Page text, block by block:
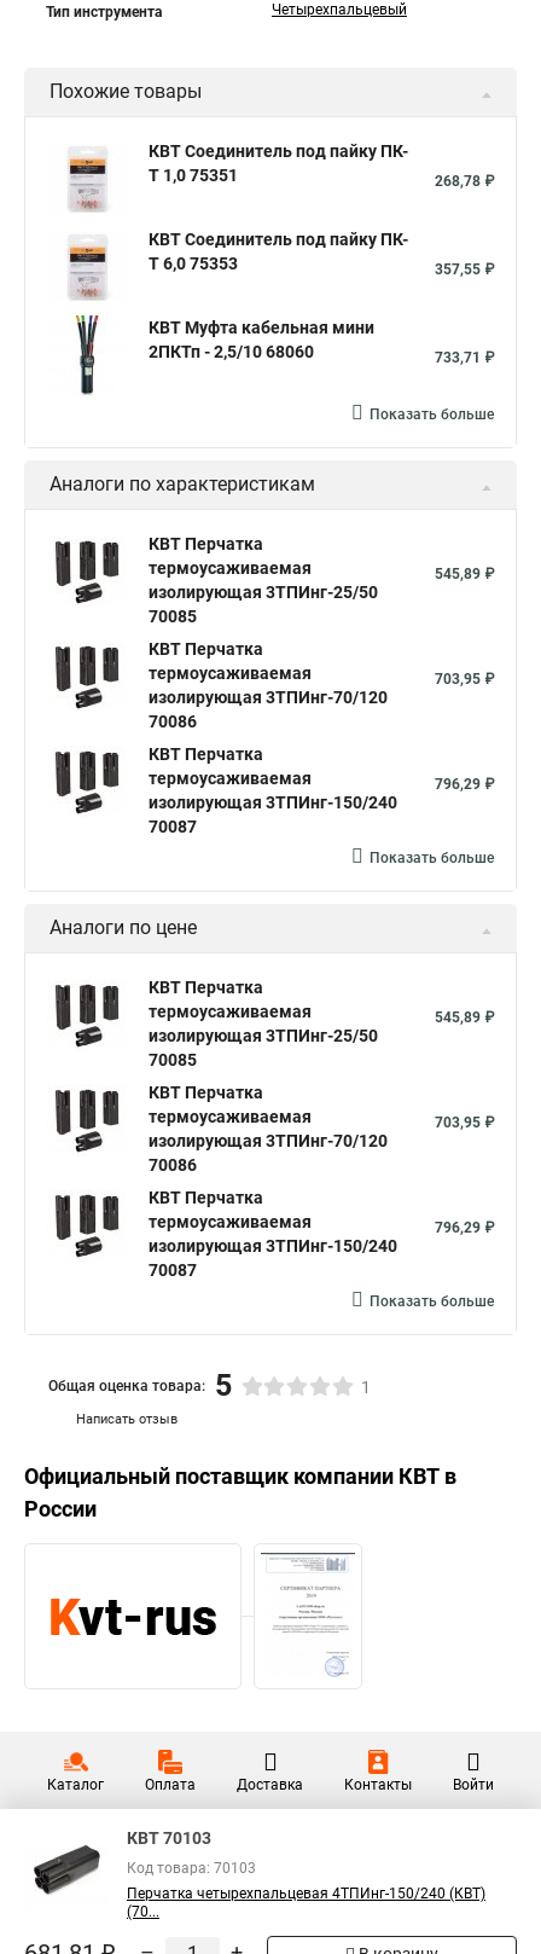
Тип инструмента Четырехпальцевый
Похожие товары
КВТ Соединитель под пайку ПК-
Т 1,0 75351
268,78 ₽
КВТ Соединитель под пайку ПК-
Т 6,0 75353
357,55 ₽
КВТ Муфта кабельная мини
2ПКТп - 2,5/10 68060
733,71 ₽
Показать больше
Аналоги по характеристикам
КВТ Перчатка
термоусаживаемая
изолирующая 3ТПИнг-25/50
70085
545,89 ₽
КВТ Перчатка
термоусаживаемая
изолирующая 3ТПИнг-70/120
70086
703,95 ₽
КВТ Перчатка
термоусаживаемая
изолирующая 3ТПИнг-150/240
70087
796,29 ₽
Показать больше
Аналоги по цене
КВТ Перчатка
термоусаживаемая
изолирующая 3ТПИнг-25/50
70085
545,89 ₽
КВТ Перчатка
термоусаживаемая
изолирующая 3ТПИнг-70/120
70086
703,95 ₽
КВТ Перчатка
термоусаживаемая
изолирующая 3ТПИнг-150/240
70087
796,29 ₽
Показать больше
Написать отзыв
Общая оценка товара: 5 1
Официальный поставщик компании КВТ в
России
Каталог Оплата Доставка Контакты Войти
КВТ 70103
Код товара: 70103
Перчатка четырехпальцевая 4ТПИнг-150/240 (КВТ)
(70...